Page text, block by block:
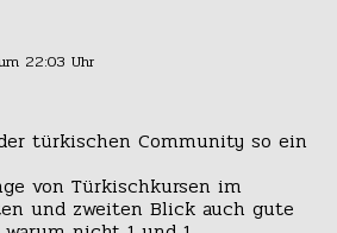
22:03 Uhr
türkischen Community so ein
von Türkischkursen im
und zweiten Blick auch gute